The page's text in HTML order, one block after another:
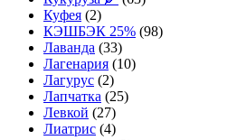
Куфея (2)
КЭШБЭК 25% (98)
Лаванда (33)
Лагенария (10)
Лагурус (2)
Лапчатка (25)
Левкой (27)
Лиатрис (4)